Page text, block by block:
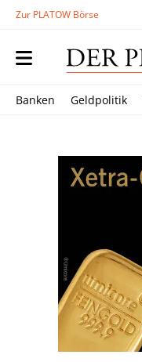
Zur PLATOW Börse
Banken Geldpolitik